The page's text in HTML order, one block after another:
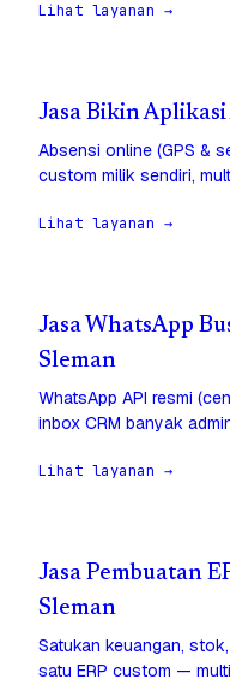
Lihat layanan →
Jasa Bikin
Absensi online (GPS &
custom milik sendiri,
Lihat layanan →
Jasa WhatsApp
Sleman
WhatsApp API resmi
inbox CRM banyak
Lihat layanan →
Jasa Pembuatan
Sleman
Satukan keuangan,
satu ERP custom —